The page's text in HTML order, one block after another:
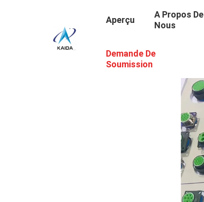
Aperçu
A Propos De
Nous
Demande De
Soumission